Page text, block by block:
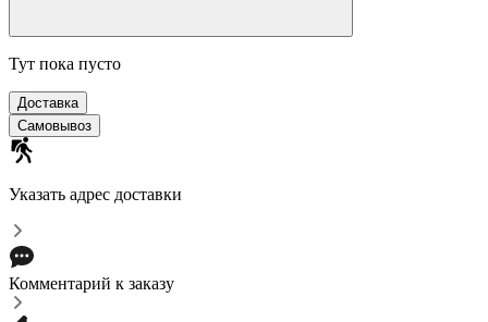
Тут пока пусто
Доставка
Самовывоз
Указать адрес доставки
Комментарий к заказу